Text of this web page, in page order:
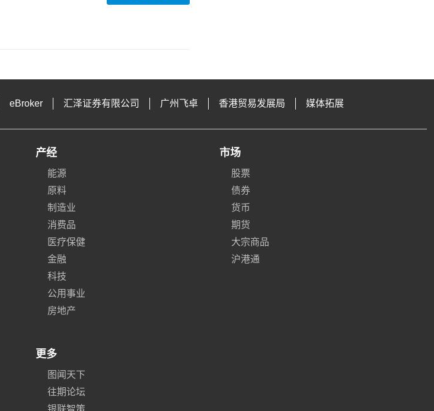
eBroker 汇泽证券有限公司 广州飞卓 香港贸易发展局 媒体拓展
产经
能源
原料
制造业
消费品
医疗保健
金融
科技
公用事业
房地产
市场
股票
债券
货币
期货
大宗商品
沪港通
更多
图闻天下
往期论坛
银联智策